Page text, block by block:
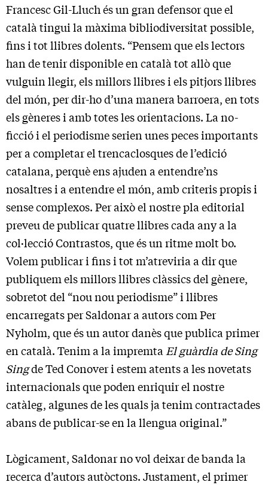
Francesc Gil-Lluch és un gran defensor que el
català tingui la màxima bibliodiversitat possible,
fins i tot llibres dolents. “Pensem que els lectors
han de tenir disponible en català tot allò que
vulguin llegir, els millors llibres i els pitjors llibres
del món, per dir-ho d’una manera barroera, en tots
els gèneres i amb totes les orientacions. La no-
ficció i el periodisme serien unes peces importants
per a completar el trencaclosques de l’edició
catalana, perquè ens ajuden a entendre’ns
nosaltres i a entendre el món, amb criteris propis i
sense complexos. Per això el nostre pla editorial
preveu de publicar quatre llibres cada any a la
col·lecció Contrastos, que és un ritme molt bo.
Volem publicar i fins i tot m’atreviria a dir que
publiquem els millors llibres clàssics del gènere,
sobretot del “nou nou periodisme” i llibres
encarregats per Saldonar a autors com Per
Nyholm, que és un autor danès que publica primer
en català. Tenim a la impremta El guàrdia de Sing
Singde Ted Conover i estem atents a les novetats
internacionals que poden enriquir el nostre
catàleg, algunes de les quals ja tenim contractades
abans de publicar-se en la llengua original.”
Lògicament, Saldonar no vol deixar de banda la
recerca d’autors autòctons. Justament, el primer